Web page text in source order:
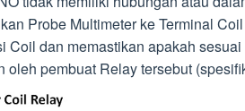
Probe Multimeter ke Terminal
Coil dan memastikan apakah
oleh pembuat Relay tersebut